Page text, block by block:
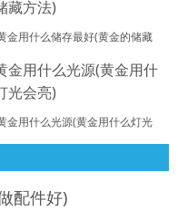
金用什么储存最好(黄金的储藏
金用什么光源(黄金用什么灯光
配件好)